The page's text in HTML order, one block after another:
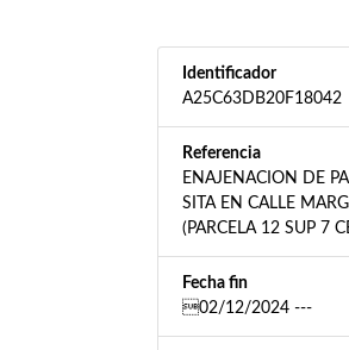
Identificador
A25C63DB20F18042
Referencia
ENAJENACION DE
SITA EN CALLE
(PARCELA 12 SUP 7
Fecha fin
02/12/2024 ---